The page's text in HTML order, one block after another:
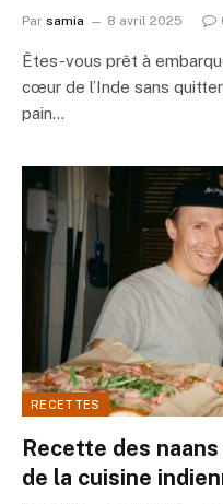
Par samia 8 avril 2025
Êtes-vous prêt à
cœur de l’Inde sans
pain…
RECETTES
Recette des
de la cuisine